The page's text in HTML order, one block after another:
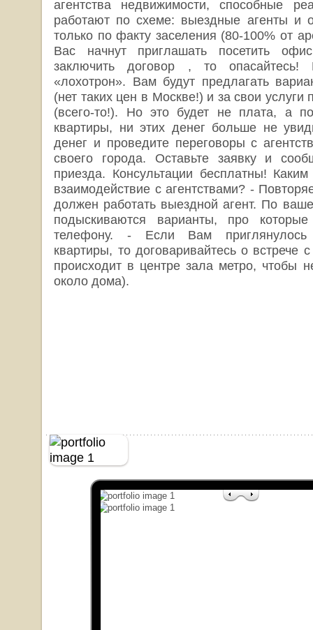
агентства недвижимости, способные
работают по схеме: выездные агенты и
только по факту заселения (80-100% от
Вас начнут приглашать посетить
заключить договор , то
«лохотрон». Вам будут предлагать
(нет таких цен в Москве!) и за свои услуги
(всего-то!). Но это будет не плата, а
квартиры, ни этих денег больше не
денег и проведите переговоры с
своего города. Оставьте заявку и
приезда. Консультации бесплатны!
взаимодействие с агентствами? -
должен работать выездной агент. По
подыскиваются варианты, про
телефону. - Если Вам приглянулось
квартиры, то договаривайтесь о встрече
происходит в центре зала метро, чтобы
около дома).